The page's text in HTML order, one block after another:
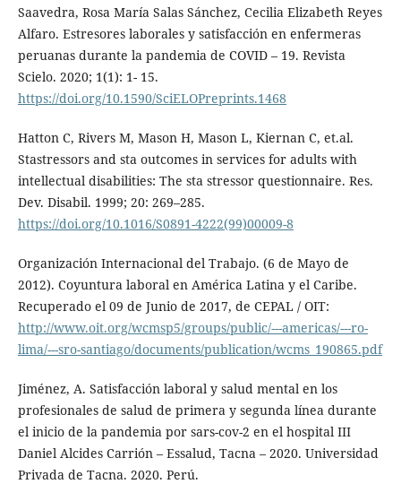
Saavedra, Rosa María Salas Sánchez, Cecilia Elizabeth Reyes
Alfaro. Estresores laborales y satisfacción en enfermeras
peruanas durante la pandemia de COVID – 19. Revista
Scielo. 2020; 1(1): 1- 15.
https://doi.org/10.1590/SciELOPreprints.1468
Hatton C, Rivers M, Mason H, Mason L, Kiernan C, et.al.
Stastressors and sta outcomes in services for adults with
intellectual disabilities: The sta stressor questionnaire. Res.
Dev. Disabil. 1999; 20: 269–285.
https://doi.org/10.1016/S0891-4222(99)00009-8
Organización Internacional del Trabajo. (6 de Mayo de
2012). Coyuntura laboral en América Latina y el Caribe.
Recuperado el 09 de Junio de 2017, de CEPAL / OIT:
http://www.oit.org/wcmsp5/groups/public/---americas/---ro-
lima/---sro-santiago/documents/publication/wcms_190865.pdf
Jiménez, A. Satisfacción laboral y salud mental en los
profesionales de salud de primera y segunda línea durante
el inicio de la pandemia por sars-cov-2 en el hospital III
Daniel Alcides Carrión – Essalud, Tacna – 2020. Universidad
Privada de Tacna. 2020. Perú.